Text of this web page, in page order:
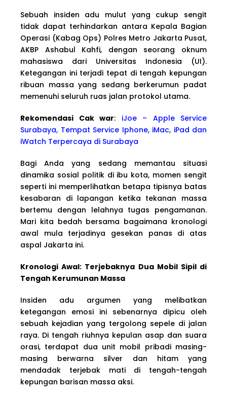
Sebuah insiden adu mulut yang cukup sengit
tidak dapat terhindarkan antara Kepala Bagian
Operasi (Kabag Ops) Polres Metro Jakarta Pusat,
AKBP Ashabul Kahfi, dengan seorang oknum
mahasiswa dari Universitas Indonesia (UI).
Ketegangan ini terjadi tepat di tengah kepungan
ribuan massa yang sedang berkerumun padat
memenuhi seluruh ruas jalan protokol utama.
Rekomendasi Cak war: iJoe – Apple Service
Surabaya, Tempat Service Iphone, iMac, iPad dan
iWatch Terpercaya di Surabaya
Bagi Anda yang sedang memantau situasi
dinamika sosial politik di ibu kota, momen sengit
seperti ini memperlihatkan betapa tipisnya batas
kesabaran di lapangan ketika tekanan massa
bertemu dengan lelahnya tugas pengamanan.
Mari kita bedah bersama bagaimana kronologi
awal mula terjadinya gesekan panas di atas
aspal Jakarta ini.
Kronologi Awal: Terjebaknya Dua Mobil Sipil di
Tengah Kerumunan Massa
Insiden adu argumen yang melibatkan
ketegangan emosi ini sebenarnya dipicu oleh
sebuah kejadian yang tergolong sepele di jalan
raya. Di tengah riuhnya kepulan asap dan suara
orasi, terdapat dua unit mobil pribadi masing-
masing berwarna silver dan hitam yang
mendadak terjebak mati di tengah-tengah
kepungan barisan massa aksi.